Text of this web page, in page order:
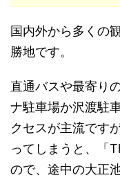
国内外から多くの
勝地です。
直通バスや最寄り
ナ駐車場か沢渡駐
クセスが主流です
ってしまうと、「
ので、途中の大正